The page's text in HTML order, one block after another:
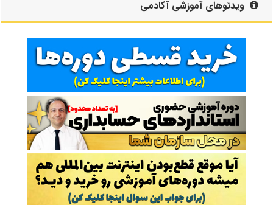
ویدئوهای آموزشی آکادمی